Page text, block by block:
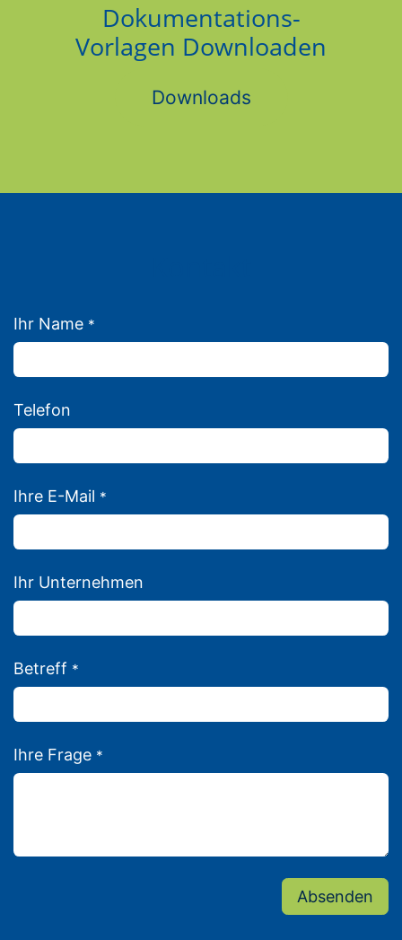
Dokumentations-
Vorlagen Downloaden
Downloads
Ihr Name *
Telefon
Ihre E-Mail *
Ihr Unternehmen
Betreff *
Ihre Frage *
Absenden